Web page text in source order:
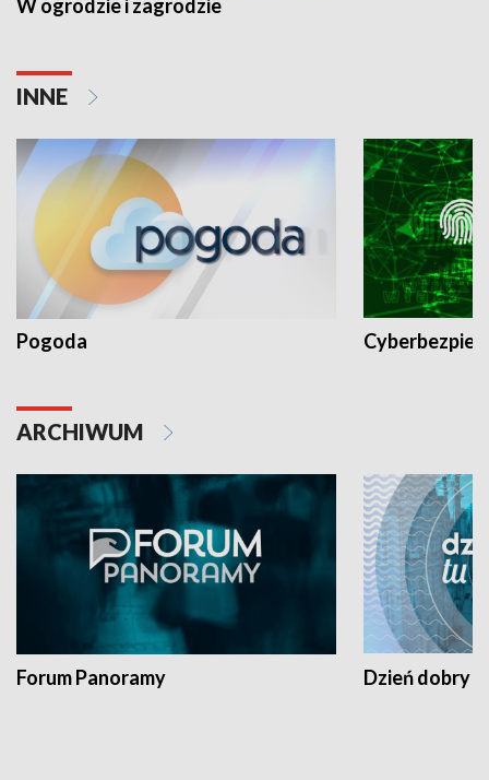
W ogrodzie i zagrodzie
INNE
Pogoda
ARCHIWUM
Forum Panoramy Dzień dobry